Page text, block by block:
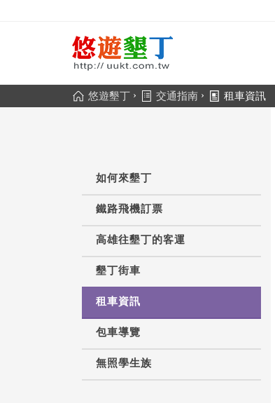
悠遊墾丁 › 交通指南 › 租車資訊
如何來墾丁
鐵路飛機訂票
高雄往墾丁的客運
墾丁街車
租車資訊
包車導覽
無照學生族